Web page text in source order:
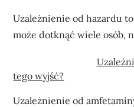
Uzależnienie od hazardu
może dotknąć wiele osób,
tego wyjść?
Uzależnienie od